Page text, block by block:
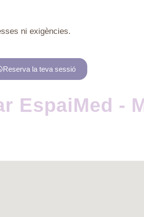
ni exigències.
Reserva la teva sessió
EspaiMed -